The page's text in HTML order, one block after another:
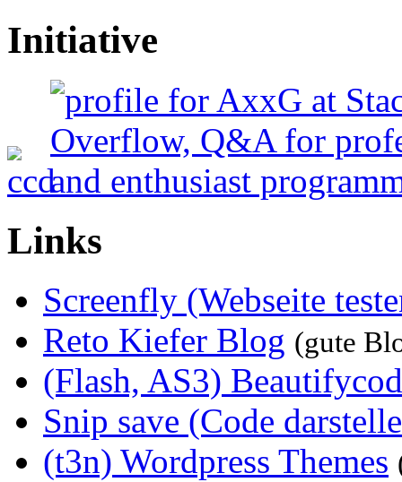
Initiative
Links
Screenfly (Webseite
Reto Kiefer Blog (gute
(Flash, AS3)
Snip save (Code
(t3n) Wordpress Themes